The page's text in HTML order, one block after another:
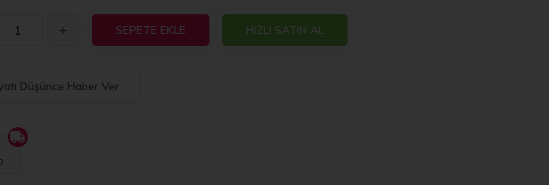
SEPETE EKLE HIZLI SATIN AL
Düşünce Haber Ver